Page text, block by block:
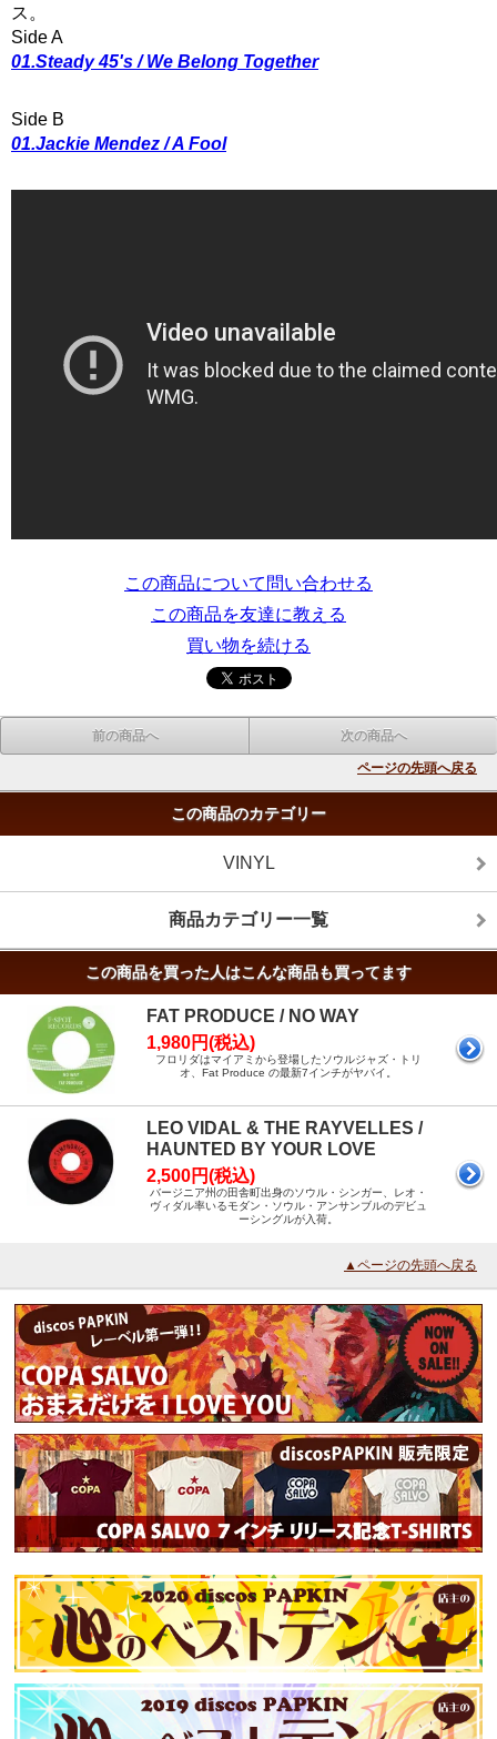
ス。
Side A
01.Steady 45's / We Belong Together
Side B
01.Jackie Mendez / A Fool
この商品について問い合わせる
この商品を友達に教える
買い物を続ける
前の商品へ 次の商品へ
ページの先頭へ戻る
この商品のカテゴリー
VINYL
商品カテゴリー一覧
この商品を買った人はこんな商品も買ってます
FAT PRODUCE / NO WAY
1,980円(税込)
フロリダはマイアミから登場したソウルジャズ・トリ
オ、Fat Produce の最新7インチがヤバイ。
LEO VIDAL & THE RAYVELLES /
HAUNTED BY YOUR LOVE
2,500円(税込)
バージニア州の田舎町出身のソウル・シンガー、レオ・
ヴィダル率いるモダン・ソウル・アンサンブルのデビュ
ーシングルが入荷。
▲ページの先頭へ戻る